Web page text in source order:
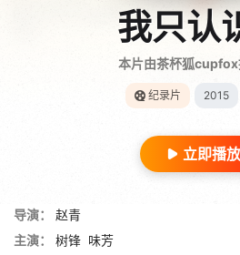
我只认
本片由茶杯狐cupfox
纪录片 2015
立即播放
导演：
赵青
主演：
树锋 味芳